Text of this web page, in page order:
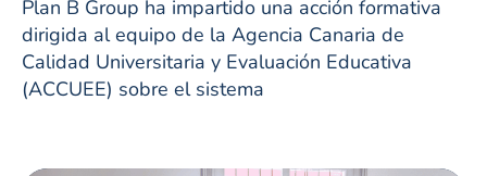
Plan B Group ha impartido una acción formativa
dirigida al equipo de la Agencia Canaria de
Calidad Universitaria y Evaluación Educativa
(ACCUEE) sobre el sistema